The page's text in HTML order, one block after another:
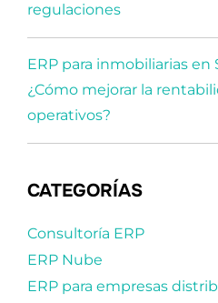
regulaciones
ERP para inmobiliarias en
¿Cómo mejorar la
operativos?
CATEGORÍAS
Consultoría ERP
ERP Nube
ERP para empresas